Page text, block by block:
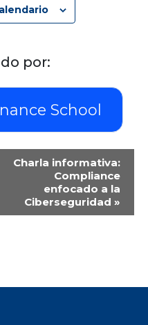
por:
School
Charla informativa:
Compliance
enfocado a la
Ciberseguridad »